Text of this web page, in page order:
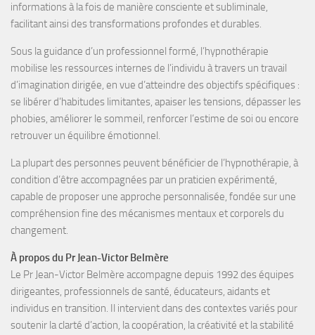
informations à la fois de manière consciente et subliminale,
facilitant ainsi des transformations profondes et durables.
Sous la guidance d’un professionnel formé, l’hypnothérapie
mobilise les ressources internes de l’individu à travers un travail
d’imagination dirigée, en vue d’atteindre des objectifs spécifiques :
se libérer d’habitudes limitantes, apaiser les tensions, dépasser les
phobies, améliorer le sommeil, renforcer l’estime de soi ou encore
retrouver un équilibre émotionnel.
La plupart des personnes peuvent bénéficier de l’hypnothérapie, à
condition d’être accompagnées par un praticien expérimenté,
capable de proposer une approche personnalisée, fondée sur une
compréhension fine des mécanismes mentaux et corporels du
changement.
À propos du Pr Jean-Victor Belmère
Le Pr Jean-Victor Belmère accompagne depuis 1992 des équipes
dirigeantes, professionnels de santé, éducateurs, aidants et
individus en transition. Il intervient dans des contextes variés pour
soutenir laclarté d’action, la coopération, la créativité et la stabilité